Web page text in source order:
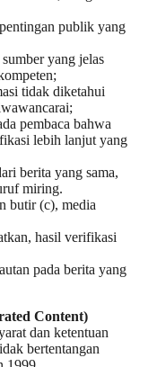
publik yang
yang jelas
tidak diketahui
pembaca bahwa
lebih lanjut yang
berita yang sama,
miring.
butir (c), media
hasil verifikasi
pada berita yang
Content)
dan ketentuan
bertentangan